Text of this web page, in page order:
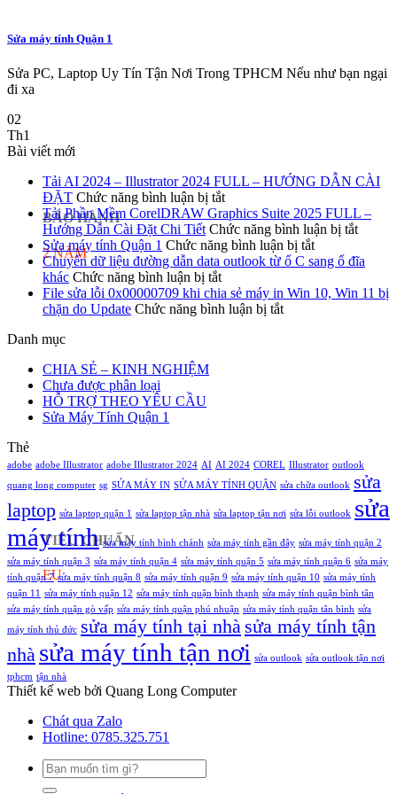
BẢO HÀNH
2 NĂM
TIÊU CHUẨN
EU
Sửa máy tính Quận 1
Sửa PC, Laptop Uy Tín Tận Nơi Trong TPHCM Nếu như bạn ngại
đi xa
02
Th1
Bài viết mới
Tải AI 2024 – Illustrator 2024 FULL – HƯỚNG DẪN CÀI
ĐẶT Chức năng bình luận bị tắtở
Tải
AI
2024
–
2024
FULL
Tải Phần Mềm CorelDRAW Graphics Suite 2025 FULL –
Hướng Dẫn Cài Đặt Chi Tiết Chức năng bình luận bị tắtở
Phần
Tiết
Sửa máy tính Quận 1 Chức năng bình luận bị tắtở
Sửa
tính
Chuyển dữ liệu đường dẫn data outlook từ ổ C sang ổ đĩa
khác Chức năng bình luận bị tắtở
Chuyển
dữ
ổ
đĩa
File sửa lỗi 0x00000709 khi chia sẻ máy in Win 10, Win 11 bị
chặn do Update Chức năng bình luận bị tắtở
Win
10,
11
chặn
do
Update
Danh mục
CHIA SẺ – KINH NGHIỆM
Chưa được phân loại
HỖ TRỢ THEO YÊU CẦU
Sửa Máy Tính Quận 1
Thẻ
adobe adobe Illustrator adobe Illustrator 2024 AI AI 2024 COREL Illustrator outlook
quang long computer sg SỬA MÁY IN SỬA MÁY TÍNH QUẬN sửa chữa outlook sửa
laptop sửa laptop quận 1 sửa laptop tận nhà sửa laptop tận nơi sửa lỗi outlook sửa
máy tính sửa máy tính bình chánh sửa máy tính gần đây sửa máy tính quận 2
sửa máy tính quận 3 sửa máy tính quận 4 sửa máy tính quận 5 sửa máy tính quận 6 sửa máy
tính quận 7 sửa máy tính quận 8 sửa máy tính quận 9 sửa máy tính quận 10 sửa máy tính
quận 11
sửa máy tính quận 12 sửa máy tính quận bình thạnh sửa máy tính quận bình tân
sửa máy tính quận gò vấp sửa máy tính quận phú nhuận sửa máy tính quận tân bình sửa
máy tính thủ đức sửa máy tính tại nhà sửa máy tính tận
nhà sửa máy tính tận nơi sửa outlook sửa outlook tận nơi
tphcm tận nhà
Thiết kế web bởi Quang Long Computer
Chát qua Zalo
Hotline: 0785.325.751
Tìm
kiếm: